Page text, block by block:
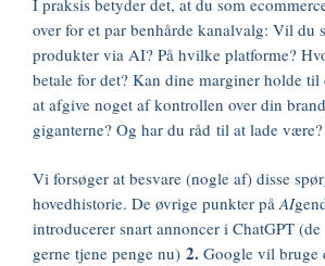
I praksis betyder det, at du som
over for et par benhårde kanalvalg: Vil du
produkter via AI? På hvilke platforme?
betale for det? Kan dine marginer holde
at afgive noget af kontrollen over din
giganterne? Og har du råd til at lade
Vi forsøger at besvare (nogle af) disse
hovedhistorie. De øvrige punkter påAI
introducerer snart annoncer i ChatGPT
gerne tjene penge nu) 2. Google vil bruge